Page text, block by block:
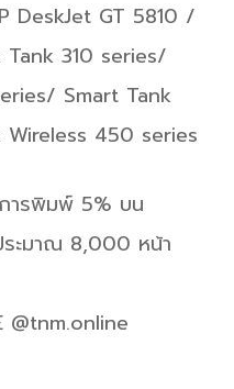
DeskJet GT 5810 /
310 series/
Smart Tank
450 series
ารพิมพ์ 5% บน
ะมาณ 8,000 หน้า
@tnm.online